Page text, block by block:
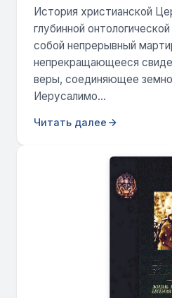
История христианской
глубинной
собой непрерывный
непрекращающееся
веры, соединяющее
Иерусалимо...
Читать далее